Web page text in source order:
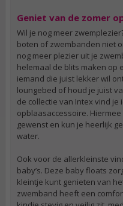
Geniet van de zomer
Wil je nog meer
boten of zwembanden niet
nog meer plezier uit je
helemaal de blits maken op
iemand die juist lekker wil
loungebed of houd je juist
de collectie van Intex vind
opblaasaccessoire.
gewenst en kun je heerlijk
water.
Ook voor de allerkleinste
baby’s. Deze baby floats
kleintje kunt genieten van
zwemband heeft een